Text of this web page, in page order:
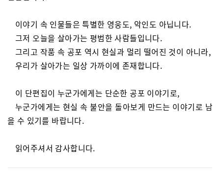
이야기 속 인물들은 특별한 영웅도, 악인도 아닙니다.
그저 오늘을 살아가는 평범한 사람들입니다.
그리고 작품 속 공포 역시 현실과 멀리 떨어진 것이 아니라,
우리가 살아가는 일상 가까이에 존재합니다.
이 단편집이 누군가에게는 단순한 공포 이야기로,
누군가에게는 현실 속 불안을 돌아보게 만드는 이야기로 남
을 수 있기를 바랍니다.
읽어주셔서 감사합니다.